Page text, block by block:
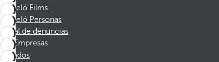
Barceló Films
Barceló Personas
Canal de denuncias
Empresas
Afiliados